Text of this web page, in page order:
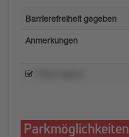
Barrierefreiheit gegeben
Anmerkungen
Parkmöglichkeiten